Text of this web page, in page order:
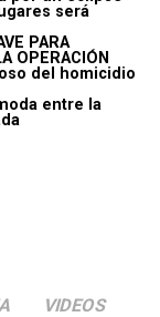
será
PARA
OPERACIÓN
del homicidio
entre la
VIDEOS